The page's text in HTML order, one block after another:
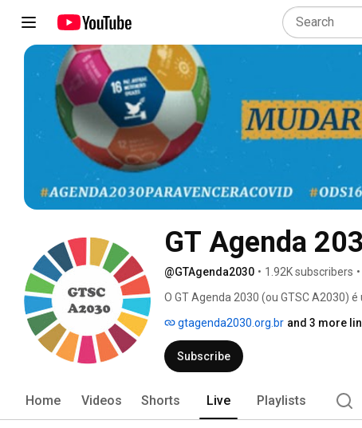
GT Agenda
@GTAgenda2030 • 1.92K subscribers •
O GT Agenda 2030 (ou GTSC A2030)
seguimento da implementação e
boletim informativo: http://eepurl.com/
gtagenda2030.org.br and 3 more
Subscribe
Home Videos Shorts Live Playlists